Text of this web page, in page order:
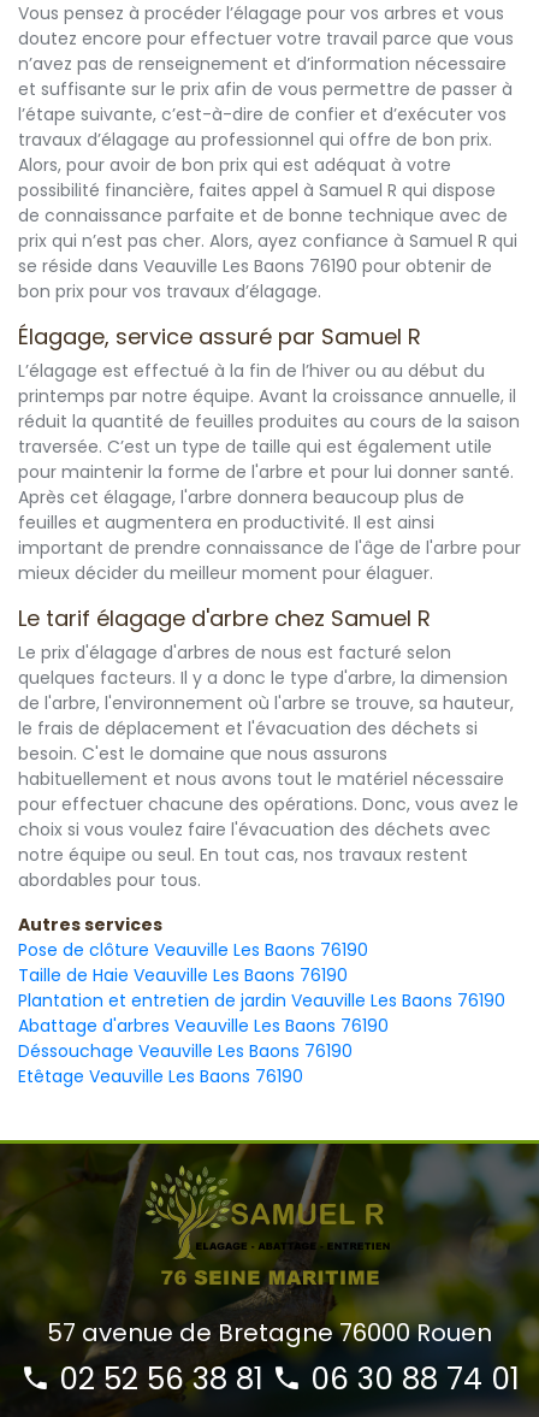
Vous pensez à procéder l’élagage pour vos arbres et vous
doutez encore pour effectuer votre travail parce que vous
n’avez pas de renseignement et d’information nécessaire
et suffisante sur le prix afin de vous permettre de passer à
l’étape suivante, c’est-à-dire de confier et d’exécuter vos
travaux d’élagage au professionnel qui offre de bon prix.
Alors, pour avoir de bon prix qui est adéquat à votre
possibilité financière, faites appel à Samuel R qui dispose
de connaissance parfaite et de bonne technique avec de
prix qui n’est pas cher. Alors, ayez confiance à Samuel R qui
se réside dans Veauville Les Baons 76190 pour obtenir de
bon prix pour vos travaux d’élagage.
Élagage, service assuré par Samuel R
L’élagage est effectué à la fin de l’hiver ou au début du
printemps par notre équipe. Avant la croissance annuelle, il
réduit la quantité de feuilles produites au cours de la saison
traversée. C’est un type de taille qui est également utile
pour maintenir la forme de l'arbre et pour lui donner santé.
Après cet élagage, l'arbre donnera beaucoup plus de
feuilles et augmentera en productivité. Il est ainsi
important de prendre connaissance de l'âge de l'arbre pour
mieux décider du meilleur moment pour élaguer.
Le tarif élagage d'arbre chez Samuel R
Le prix d'élagage d'arbres de nous est facturé selon
quelques facteurs. Il y a donc le type d'arbre, la dimension
de l'arbre, l'environnement où l'arbre se trouve, sa hauteur,
le frais de déplacement et l'évacuation des déchets si
besoin. C'est le domaine que nous assurons
habituellement et nous avons tout le matériel nécessaire
pour effectuer chacune des opérations. Donc, vous avez le
choix si vous voulez faire l'évacuation des déchets avec
notre équipe ou seul. En tout cas, nos travaux restent
abordables pour tous.
Autres services
Pose de clôture Veauville Les Baons 76190
Taille de Haie Veauville Les Baons 76190
Plantation et entretien de jardin Veauville Les Baons 76190
Abattage d'arbres Veauville Les Baons 76190
Déssouchage Veauville Les Baons 76190
Etêtage Veauville Les Baons 76190
57 avenue de Bretagne 76000 Rouen
02 52 56 38 81 06 30 88 74 01